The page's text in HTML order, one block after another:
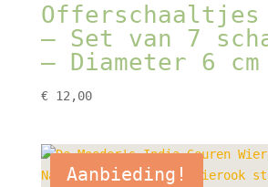
Offerschaaltjes
– Set van 7
– Diameter 6 cm
€12,00
Aanbieding!